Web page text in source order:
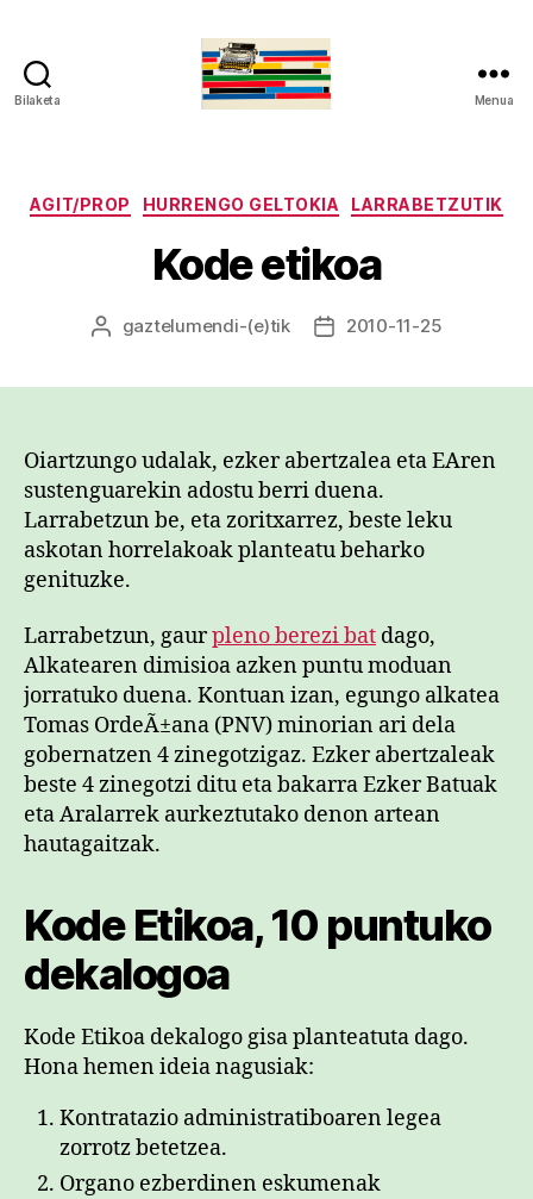
Bilaketa Menua
Kategoriak
AGIT/PROP HURRENGO GELTOKIA LARRABETZUTIK
Kode etikoa
Argitalpenaren
gaztelumendi-(e)tik
Argitalpenaren
2010-11-25
Oiartzungo udalak, ezker abertzalea eta EAren
sustenguarekin adostu berri duena.
Larrabetzun be, eta zoritxarrez, beste leku
askotan horrelakoak planteatu beharko
genituzke.
Larrabetzun, gaurpleno berezi bat dago,
Alkatearen dimisioa azken puntu moduan
jorratuko duena. Kontuan izan, egungo alkatea
Tomas OrdeÃ±ana (PNV) minorian ari dela
gobernatzen 4 zinegotzigaz. Ezker abertzaleak
beste 4 zinegotzi ditu eta bakarra Ezker Batuak
eta Aralarrek aurkeztutako denon artean
hautagaitzak.
Kode Etikoa, 10 puntuko
dekalogoa
Kode Etikoa dekalogo gisa planteatuta dago.
Hona hemen ideia nagusiak:
Kontratazio administratiboaren legea
zorrotz betetzea.
Organo ezberdinen eskumenak